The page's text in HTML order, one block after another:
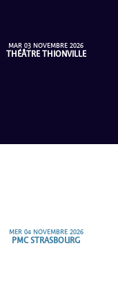
MAR 03 NOVEMBRE 2026
THÉÂTRE THIONVILLE
MER 04 NOVEMBRE 2026
PMC STRASBOURG